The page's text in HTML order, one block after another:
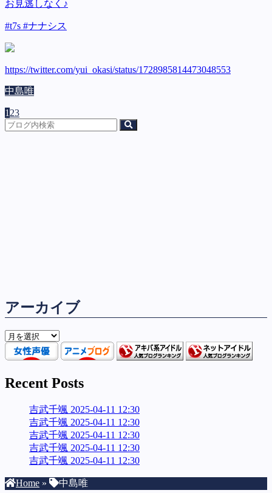
お見逃しなく♪
#t7s #ナナシス
https://twitter.com/yui_okasi/status/1728985814473048553
中島唯
1 23
アーカイブ
ア
ー
カ
ブ
Recent Posts
吉武千颯 2025-04-11 12:30
吉武千颯 2025-04-11 12:30
吉武千颯 2025-04-11 12:30
吉武千颯 2025-04-11 12:30
吉武千颯 2025-04-11 12:30
Home » 中島唯